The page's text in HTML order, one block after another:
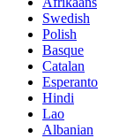
Swedish
Polish
Basque
Catalan
Esperanto
Hindi
Lao
Albanian